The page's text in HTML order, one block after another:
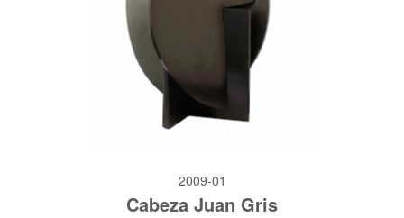
2009-01
Cabeza Juan Gris